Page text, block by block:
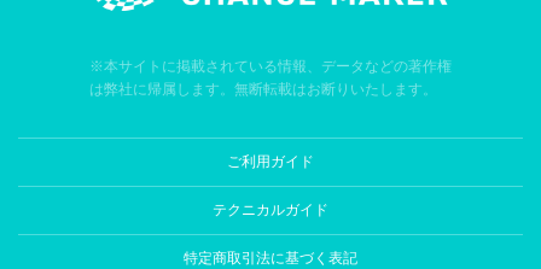
※本サイトに掲載されている情報、データなどの著作権
は弊社に帰属します。無断転載はお断りいたします。
ご利用ガイド
テクニカルガイド
特定商取引法に基づく表記